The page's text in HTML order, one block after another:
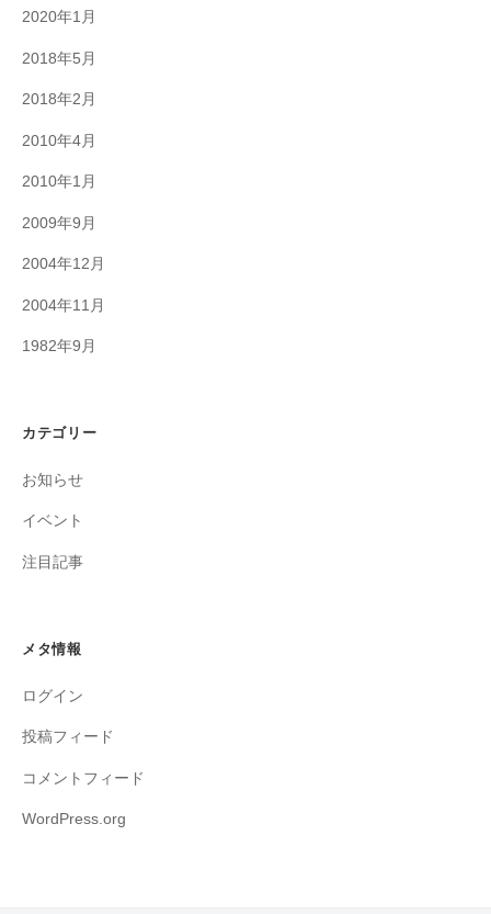
2020年1月
2018年5月
2018年2月
2010年4月
2010年1月
2009年9月
2004年12月
2004年11月
1982年9月
カテゴリー
お知らせ
イベント
注目記事
メタ情報
ログイン
投稿フィード
コメントフィード
WordPress.org